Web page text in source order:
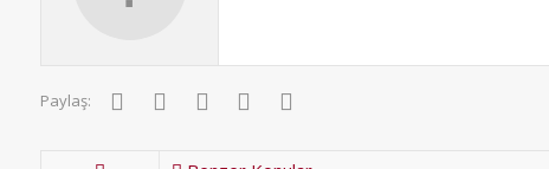
Paylaş: Facebook
Twitter PinterestWhatsApp